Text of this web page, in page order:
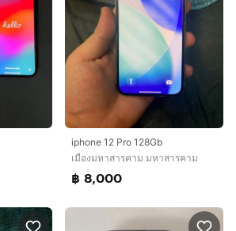
iphone 12 Pro 128Gb
เมืองมหาสารคาม มหาสารคาม
฿ 8,000